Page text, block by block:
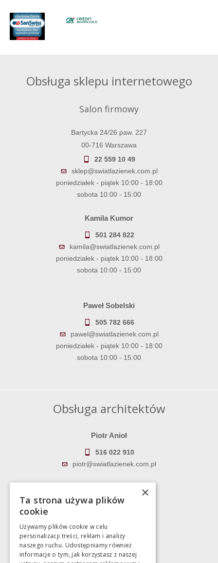
Obsługa sklepu internetowego
Salon firmowy
Bartycka 24/26 paw. 227
00-716 Warszawa
22 559 10 49
sklep@swiatlazienek.com.pl
poniedziałek - piątek 10:00 - 18:00
sobota 10:00 - 15:00
Kamila Kumor
501 284 822
kamila@swiatlazienek.com.pl
poniedziałek - piątek 10:00 - 18:00
sobota 10:00 - 15:00
Paweł Sobelski
505 782 666
pawel@swiatlazienek.com.pl
poniedziałek - piątek 10:00 - 18:00
sobota 10:00 - 15:00
Obsługa architektów
Piotr Anioł
516 022 910
piotr@swiatlazienek.com.pl
783 043 083
Magazyn
×
Ta strona używa plików
cookie
Używamy plików cookie w celu
personalizacji treści, reklam i analizy
naszego ruchu. Udostępniamy również
informacje o tym, jak korzystasz z naszej